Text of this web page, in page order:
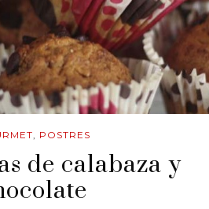
POSTRES
de calabaza y